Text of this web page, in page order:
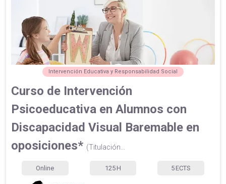
Intervención Educativa y Responsabilidad Social
Curso de Intervención
Psicoeducativa en Alumnos con
Discapacidad Visual Baremable en
oposiciones* (Titulación...
Online 125 H 5 ECTS